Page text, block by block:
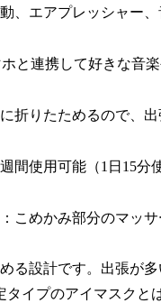
、エアプレッシャー
ホと連携して好きな音
に折りたためるので、
間使用可能（1日15分
：こめかみ部分のマッ
る設計です。出張が
イプのアイマスクと